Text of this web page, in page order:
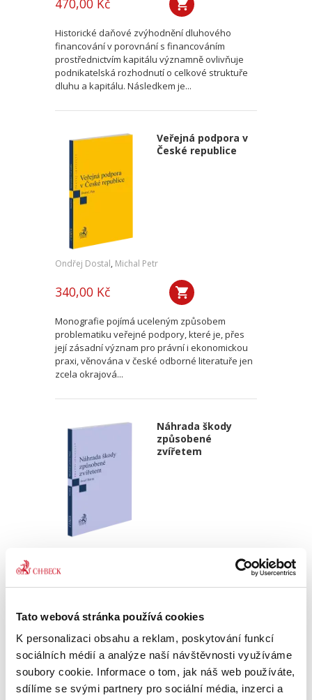
Tato webová stránka používá cookies
K personalizaci obsahu a reklam, poskytování funkcí
sociálních médií a analýze naší návštěvnosti využíváme
soubory cookie. Informace o tom, jak náš web používáte,
sdílíme se svými partnery pro sociální média, inzerci a
470,00 Kč
Historické daňové zvýhodnění dluhového
financování v porovnání s financováním
prostřednictvím kapitálu významně ovlivňuje
podnikatelská rozhodnutí o celkové struktuře
dluhu a kapitálu. Následkem je...
Veřejná podpora v
České republice
Ondřej Dostal, Michal Petr
340,00 Kč
Monografie pojímá uceleným způsobem
problematiku veřejné podpory, které je, přes
její zásadní význam pro právní i ekonomickou
praxi, věnována v české odborné literatuře jen
zcela okrajová...
Náhrada škody
způsobené
zvířetem
390,00 Kč
Publikace pojednává o předpokladech vzniku
povinnosti nahradit újmu způsobenou zvířetem
podle § 2933 až 2935 ObčZ. Nejde ale pouze o
ryzí teorii, v knize čtenář nalezne srozumitelná
řešení...